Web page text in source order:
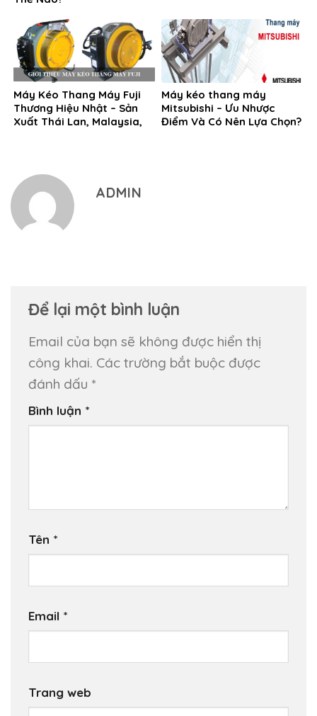
Máy Kéo Thang Máy Fuji
Thương Hiệu Nhật – Sản
Xuất Thái Lan, Malaysia,
Máy kéo thang máy
Mitsubishi – Ưu Nhược
Điểm Và Có Nên Lựa Chọn?
ADMIN
Để lại một bình luận
Email của bạn sẽ không được hiển thị
công khai. Các trường bắt buộc được
đánh dấu *
Bình luận *
Tên *
Email *
Trang web